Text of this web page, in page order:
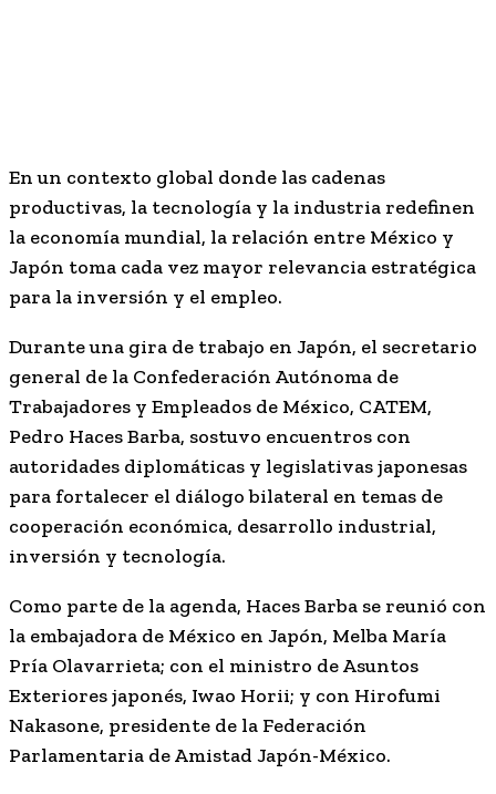
En un contexto global donde las cadenas
productivas, la tecnología y la industria redefinen
la economía mundial, la relación entre México y
Japón toma cada vez mayor relevancia estratégica
para la inversión y el empleo.
Durante una gira de trabajo en Japón, el secretario
general de la Confederación Autónoma de
Trabajadores y Empleados de México, CATEM,
Pedro Haces Barba, sostuvo encuentros con
autoridades diplomáticas y legislativas japonesas
para fortalecer el diálogo bilateral en temas de
cooperación económica, desarrollo industrial,
inversión y tecnología.
Como parte de la agenda, Haces Barba se reunió con
la embajadora de México en Japón, Melba María
Pría Olavarrieta; con el ministro de Asuntos
Exteriores japonés, Iwao Horii; y con Hirofumi
Nakasone, presidente de la Federación
Parlamentaria de Amistad Japón-México.